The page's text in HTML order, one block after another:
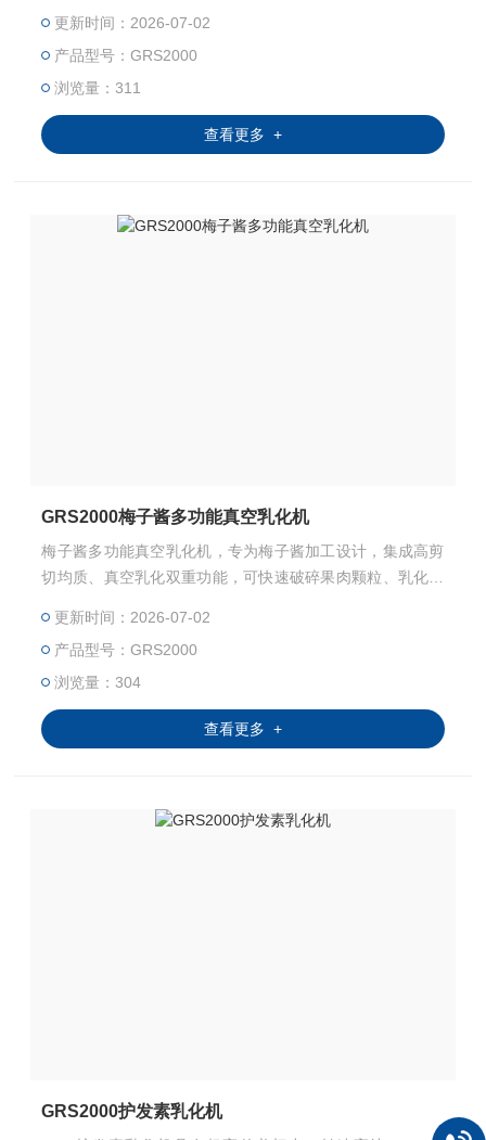
质适配工业化量产与小试，精准控温锁鲜，提升果酱稳定性
与保质期。
更新时间：2026-07-02
产品型号：GRS2000
浏览量：311
查看更多 +
GRS2000梅子酱多功能真空乳化机
梅子酱多功能真空乳化机，专为梅子酱加工设计，集成高剪
切均质、真空乳化双重功能，可快速破碎果肉颗粒、乳化酱
泽鲜亮。符合食品级标准，适配工业化量产与中小批量生
产，提升梅子酱品质与稳定性。
更新时间：2026-07-02
产品型号：GRS2000
浏览量：304
查看更多 +
GRS2000护发素乳化机